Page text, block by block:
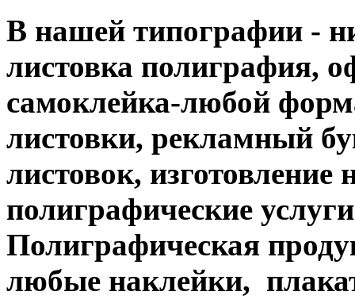
В нашей типографии -
листовка полиграфия,
самоклейка-любой
листовки, рекламный
листовок,
полиграфические
Полиграфическая
любые наклейки,